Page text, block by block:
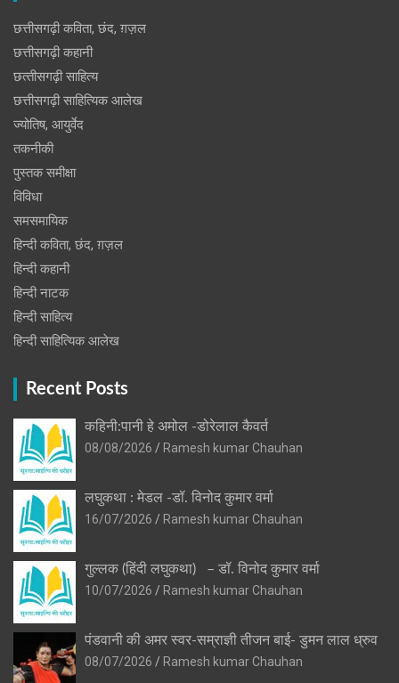
छत्तीसगढ़ी कविता, छंद, ग़ज़ल
छत्तीसगढ़ी कहानी
छत्‍तीसगढ़ी साहित्‍य
छत्तीसगढ़ी साहित्यिक आलेख
ज्योतिष, आयुर्वेद
तकनीकी
पुस्‍तक समीक्षा
विविधा
समसमायिक
हिन्दी कविता, छंद, ग़ज़ल
हिन्दी कहानी
हिन्‍दी नाटक
हिन्दी साहित्य
हिन्दी साहित्यिक आलेख
Recent Posts
कहिनी:पानी हे अमोल -डोरेलाल कैवर्त
08/08/2026
Ramesh kumar Chauhan
लघुकथा : मेडल -डॉ. विनोद कुमार वर्मा
16/07/2026
Ramesh kumar Chauhan
गुल्लक (हिंदी लघुकथा) – डॉ. विनोद कुमार वर्मा
10/07/2026
Ramesh kumar Chauhan
पंडवानी की अमर स्वर-सम्राज्ञी तीजन बाई- डुमन लाल ध्रुव
08/07/2026
Ramesh kumar Chauhan